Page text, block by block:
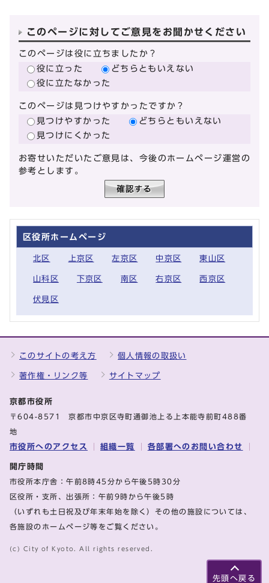
このページに対してご意見をお聞かせください
このページは役に立ちましたか？
役に立った
どちらともいえない
役に立たなかった
このページは見つけやすかったですか？
見つけやすかった
どちらともいえない
見つけにくかった
お寄せいただいたご意見は、今後のホームページ運営の
参考とします。
区役所ホームページ
北区 上京区 左京区 中京区 東山区
山科区 下京区 南区 右京区 西京区
伏見区
先頭へ戻る
このサイトの考え方 個人情報の取扱い
著作権・リンク等 サイトマップ
京都市役所
〒604-8571 京都市中京区寺町通御池上る上本能寺前町488番
地
市役所へのアクセス 組織一覧 各部署へのお問い合わせ
開庁時間
市役所本庁舎：午前8時45分から午後5時30分
区役所・支所、出張所：午前9時から午後5時
（いずれも土日祝及び年末年始を除く）その他の施設については、
各施設のホームページ等をご覧ください。
(c) City of Kyoto. All rights reserved.